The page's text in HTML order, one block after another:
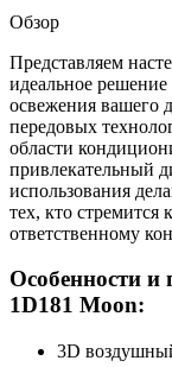
Обзор
Представляем
идеальное
освежения вашего
передовых
области
привлекательный
использования
тех, кто стремится
ответственному
Особенности и
1D181 Moon:
3D